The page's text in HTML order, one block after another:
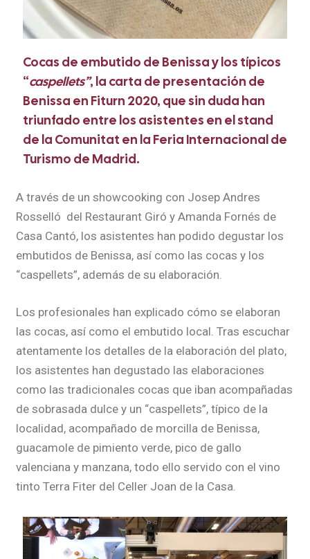
Cocas de embutido de Benissa y los típicos
“caspellets”, la carta de presentación de
Benissa en Fiturn 2020, que sin duda han
triunfado entre los asistentes en el stand
de la Comunitat en la Feria Internacional de
Turismo de Madrid.
A través de un showcooking con Josep Andres
Rosselló del Restaurant Giró y Amanda Fornés de
Casa Cantó, los asistentes han podido degustar los
embutidos de Benissa, así como las cocas y los
“caspellets”, además de su elaboración.
Los profesionales han explicado cómo se elaboran
las cocas, así como el embutido local. Tras escuchar
atentamente los detalles de la elaboración del plato,
los asistentes han degustado las elaboraciones
como las tradicionales cocas que iban acompañadas
de sobrasada dulce y un “caspellets”, típico de la
localidad, acompañado de morcilla de Benissa,
guacamole de pimiento verde, pico de gallo
valenciana y manzana, todo ello servido con el vino
tinto Terra Fiter del Celler Joan de la Casa.